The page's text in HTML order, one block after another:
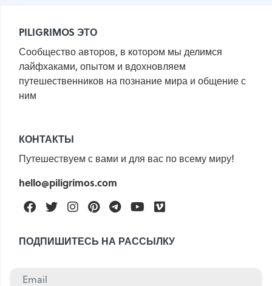
PILIGRIMOS ЭТО
Сообщество авторов, в котором мы делимся
лайфхаками, опытом и вдохновляем
путешественников на познание мира и общение с
ним
КОНТАКТЫ
Путешествуем с вами и для вас по всему миру!
hello@piligrimos.com
FacebookTwitterInstagramPinterestTelegramYoutube
ПОДПИШИТЕСЬ НА РАССЫЛКУ